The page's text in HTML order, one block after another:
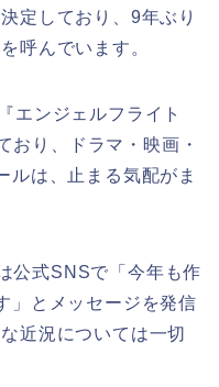
定しており、9年ぶり
呼んでいます。
エンジェルフライト
おり、ドラマ・映画・
ルは、止まる気配がま
公式SNSで「今年も作
」とメッセージを発信
近況については一切